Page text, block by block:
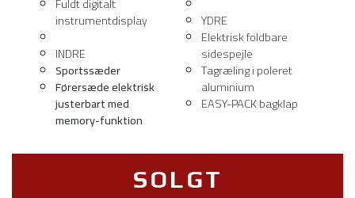
INDRE
Førersæde elektrisk
justerbart med
memory-funktion
sidespejle
Tagræling i poleret
aluminium
EASY-PACK bagklap
SOLGT